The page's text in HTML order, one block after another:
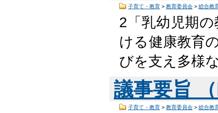
子育て・教育> 教育委員会> 総合教
2「乳幼児期の
ける健康教育
びを支え多様
議事要旨
子育て・教育> 教育委員会> 総合教